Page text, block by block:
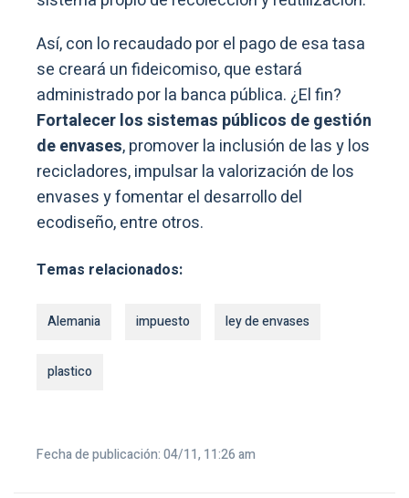
Así, con lo recaudado por el pago de esa tasa
se creará un fideicomiso, que estará
administrado por la banca pública. ¿El fin?
Fortalecer los sistemas públicos de gestión
de envases, promover la inclusión de las y los
recicladores, impulsar la valorización de los
envases y fomentar el desarrollo del
ecodiseño, entre otros.
Temas relacionados:
Alemania impuesto ley de envases
plastico
Fecha de publicación: 04/11, 11:26 am